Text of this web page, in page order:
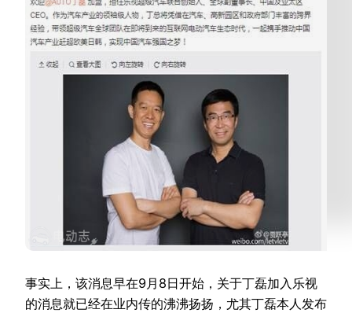
事实上，该消息早在9月8日开始，关于丁磊加入乐视
的消息就已经在业内传的沸沸扬扬，尤其丁磊本人发布